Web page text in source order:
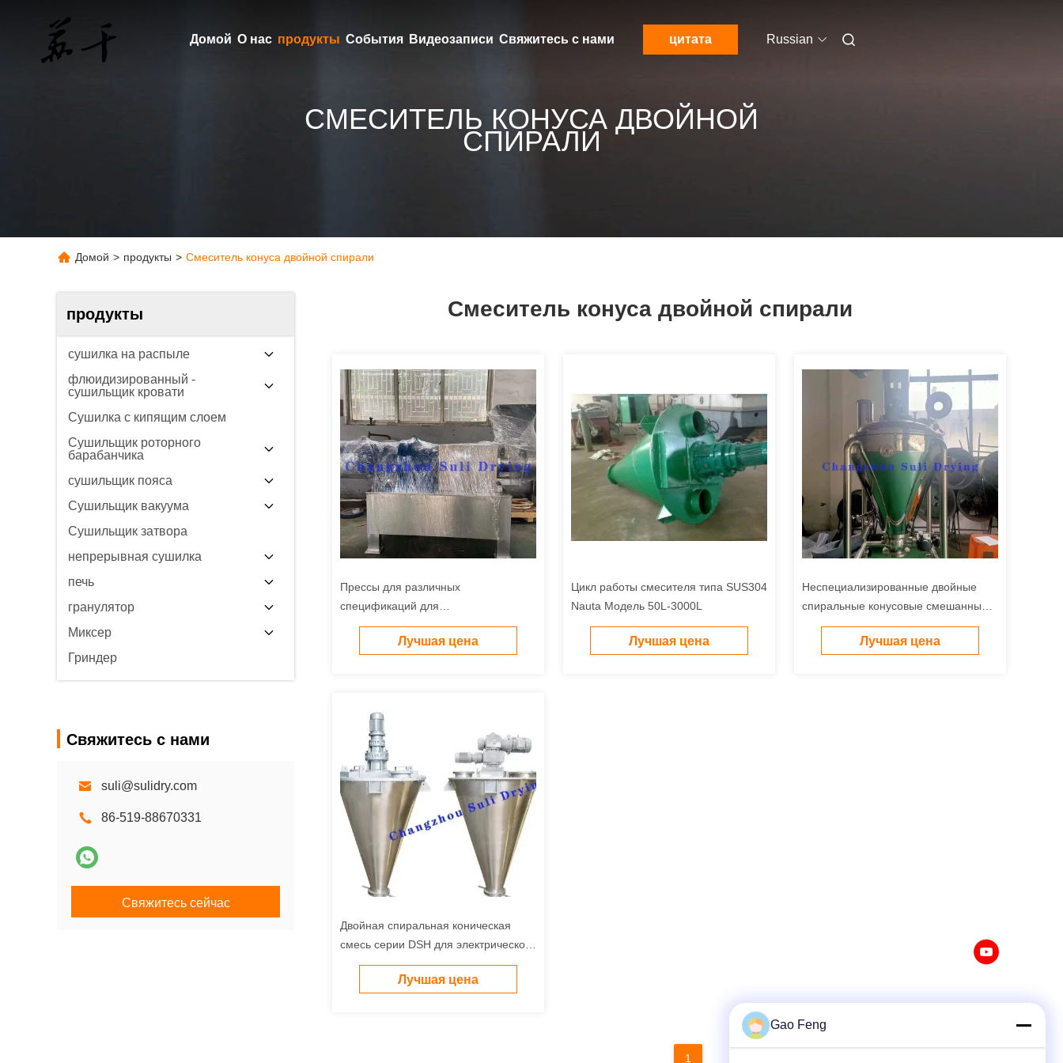
Домой О нас продукты События Видеозаписи Свяжитесь с нами цитата Russian
СМЕСИТЕЛЬ КОНУСА ДВОЙНОЙ
СПИРАЛИ
Домой > продукты > Смеситель конуса двойной спирали
продукты
сушилка на распыле
флюидизированный -
сушильщик кровати
Сушилка с кипящим слоем
Сушильщик роторного
барабанчика
сушильщик пояса
Сушильщик вакуума
Сушильщик затвора
непрерывная сушилка
печь
гранулятор
Миксер
Гриндер
Свяжитесь с нами
suli@sulidry.com
86-519-88670331
Свяжитесь сейчас
Смеситель конуса двойной спирали
Прессы для различных
спецификаций для
фармацевтических, химических,
пищевых и кормовых продуктов
Лучшая цена
Цикл работы смесителя типа SUS304
Nauta Модель 50L-3000L
Лучшая цена
Неспециализированные двойные
спиральные конусовые смешанные
машины для красителей
Лучшая цена
Двойная спиральная коническая
смесь серии DSH для электрического
нагрева, применяемого в
фармацевтической химической
Лучшая цена
1
Gao Feng